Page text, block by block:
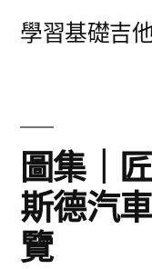
學習基礎吉
圖集｜
斯德汽
覽